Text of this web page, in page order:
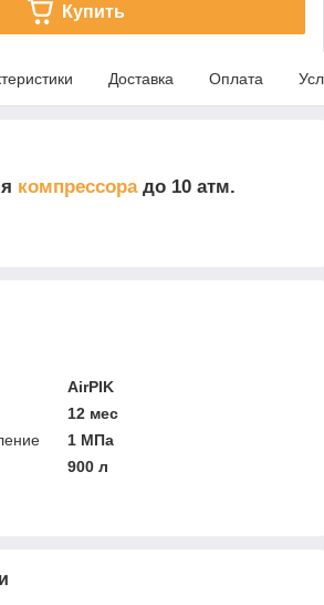
Купить
Доставка Оплата
компрессорадо 10 атм.
AirPIK
12 мес
1 МПа
900 л